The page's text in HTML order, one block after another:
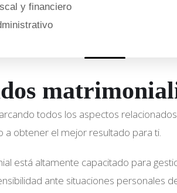
y financiero
todos los aspectos
a obtener el mejor resultado para ti.
está altamente capacitado para
ante situaciones personales